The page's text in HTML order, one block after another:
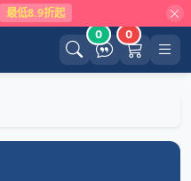
最低8.9折起
0 0